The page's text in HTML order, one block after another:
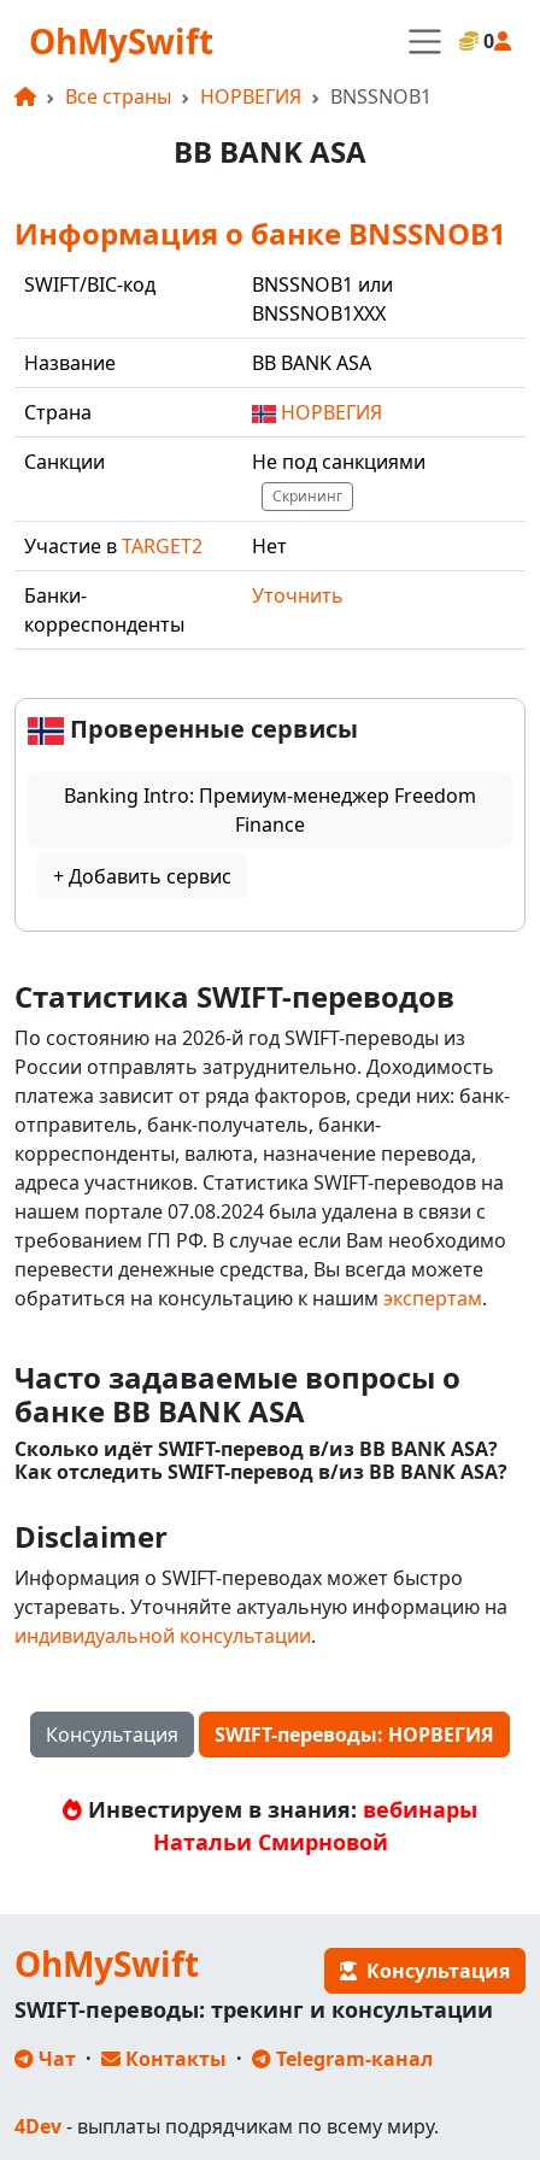
OhMySwift 0
Все страны НОРВЕГИЯ BNSSNOB1
BB BANK ASA
Информация о банке BNSSNOB1
SWIFT/BIC-код
BNSSNOB1 или
BNSSNOB1XXX
Название
BB BANK ASA
Страна
НОРВЕГИЯ
Санкции
Не под санкциями
Скрининг
Участие вTARGET2
Нет
Банки-
корреспонденты
Уточнить
Проверенные сервисы
Banking Intro: Премиум-менеджер Freedom
Finance
+ Добавить сервис
Статистика SWIFT-переводов
По состоянию на 2026-й год SWIFT-переводы из
России отправлять затруднительно. Доходимость
платежа зависит от ряда факторов, среди них: банк-
отправитель, банк-получатель, банки-
корреспонденты, валюта, назначение перевода,
адреса участников. Статистика SWIFT-переводов на
нашем портале 07.08.2024 была удалена в связи с
требованием ГП РФ. В случае если Вам необходимо
перевести денежные средства, Вы всегда можете
обратиться на консультацию к нашим экспертам.
Часто задаваемые вопросы о
банке BB BANK ASA
Сколько идёт SWIFT-перевод в/из BB BANK ASA?
Как отследить SWIFT-перевод в/из BB BANK ASA?
Disclaimer
Информация о SWIFT-переводах может быстро
устаревать. Уточняйте актуальную информацию на
индивидуальной консультации.
Консультация SWIFT-переводы: НОРВЕГИЯ
Инвестируем в знания: вебинары
Натальи Смирновой
OhMySwift Консультация
SWIFT-переводы: трекинг и консультации
Чат · Контакты · Telegram-канал
4Dev- выплаты подрядчикам по всему миру.